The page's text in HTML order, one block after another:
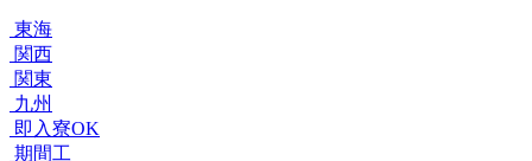
東海
関西
関東
九州
即入寮OK
期間工